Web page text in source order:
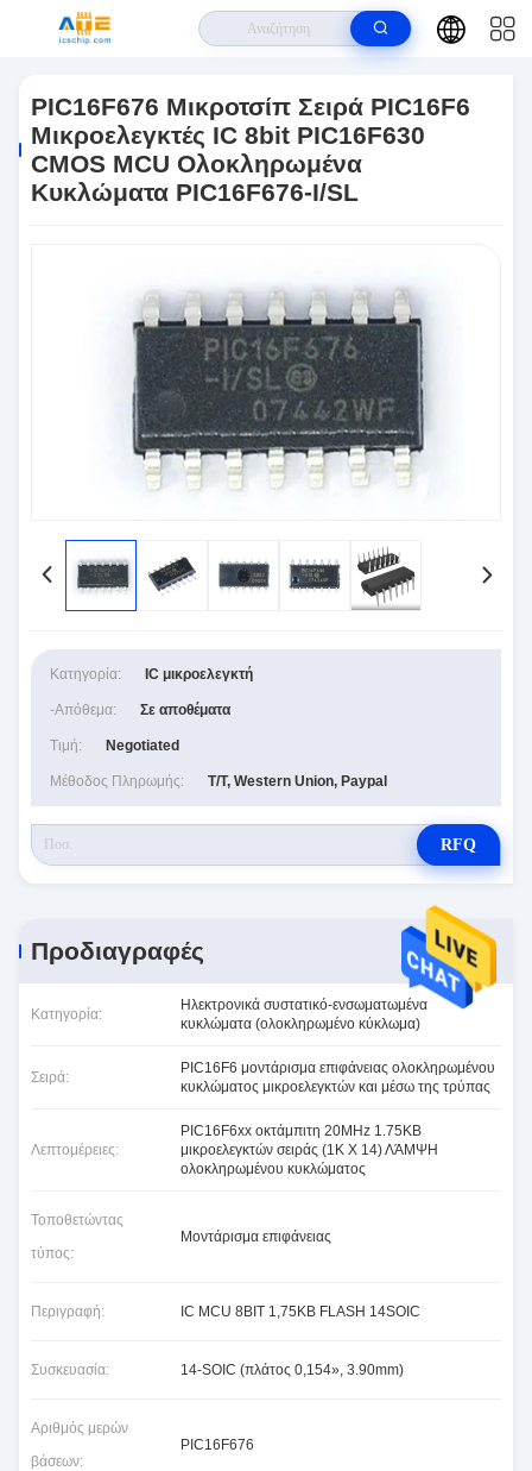
PIC16F6 Μικροελεγκτές IC 8bit PIC16F630 CMOS MCU Ολοκληρωμένα
Κυκλώματα PIC16F676-I/SL
PIC16F676 Μικροτσίπ Σειρά PIC16F6
Μικροελεγκτές IC 8bit PIC16F630
CMOS MCU Ολοκληρωμένα
Κυκλώματα PIC16F676-I/SL
Κατηγορία: IC μικροελεγκτή
-απόθεμα: Σε αποθέματα
Τιμή: Negotiated
Μέθοδος Πληρωμής: T/T, Western Union, Paypal
RFQ
Προδιαγραφές
Κατηγορία:
Ηλεκτρονικά συστατικό-ενσωματωμένα
κυκλώματα (ολοκληρωμένο κύκλωμα)
Σειρά:
PIC16F6 μοντάρισμα επιφάνειας ολοκληρωμένου
κυκλώματος μικροελεγκτών και μέσω της τρύπας
Λεπτομέρειες:
PIC16F6xx οκτάμπιτη 20MHz 1.75KB
μικροελεγκτών σειράς (1K Χ 14) ΛΆΜΨΗ
ολοκληρωμένου κυκλώματος
Τοποθετώντας
τύπος:
Μοντάρισμα επιφάνειας
Περιγραφή: IC MCU 8BIT 1,75KB FLASH 14SOIC
Συσκευασία: 14-SOIC (πλάτος 0,154», 3.90mm)
Αριθμός μερών
βάσεων:
PIC16F676